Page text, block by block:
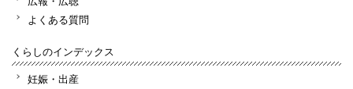
よくある質問
くらしのインデックス
妊娠・出産